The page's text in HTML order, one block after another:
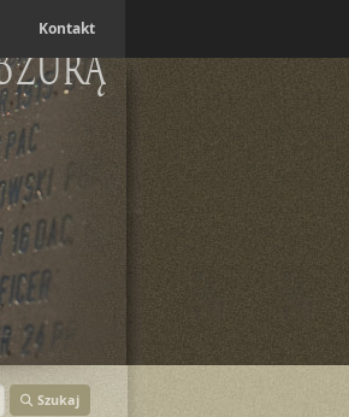
Kontakt
Szukaj